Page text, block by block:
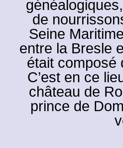
de
Seine
entre la Bresle
était composé
C’est en ce
château de
prince de